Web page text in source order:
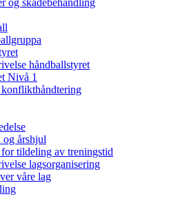
og skadebehandling
håndballstyret
Nivå 1
og årshjul
tildeling av treningstid
lagsorganisering
våre lag